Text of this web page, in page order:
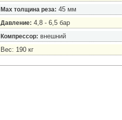
Max толщина реза: 45 мм
Давление: 4,8 - 6,5 бар
Компрессор: внешний
Вес: 190 кг